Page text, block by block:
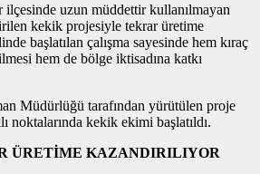
ilçesinde uzun müddettir kullanılmayan
kekik projesiyle tekrar üretime
başlatılan çalışma sayesinde hem kıraç
hem de bölge iktisadına katkı
Müdürlüğü tarafından yürütülen proje
noktalarında kekik ekimi başlatıldı.
ÜRETİME KAZANDIRILIYOR